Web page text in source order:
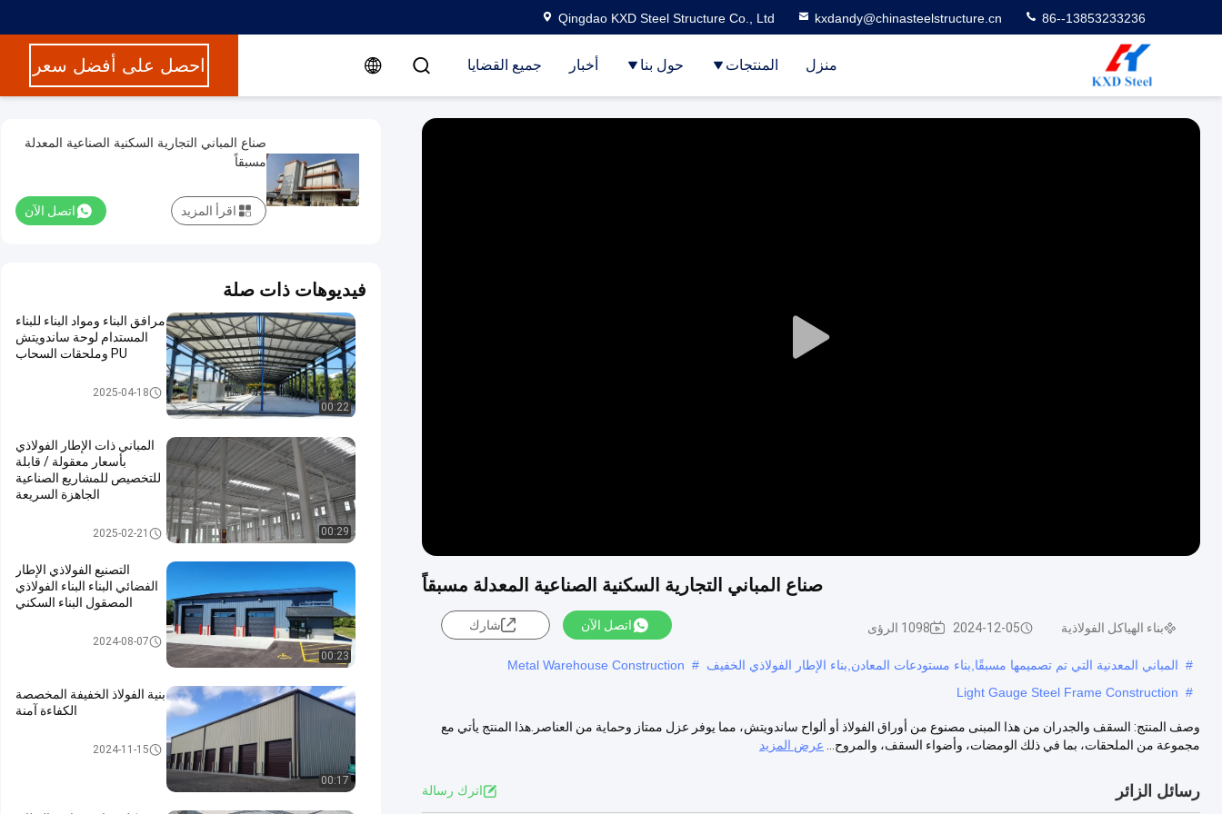
Qingdao KXD Steel Structure Co., Ltd kxdandy@chinasteelstructure.cn 86--13853233236
منزل المنتجات حول بنا أخبار جميع القضايا احصل على أفضل سعر
Play
صناع المباني التجارية السكنية الصناعية المعدلة مسبقاً
بناء الهياكل الفولاذية 2024-12-05 1098 الرؤى اتصل الآن شارك
# المباني المعدنية التي تم تصميمها مسبقًا,بناء مستودعات المعادن,بناء الإطار الفولاذي الخفيف #
Metal Warehouse Construction
#
Light Gauge Steel Frame Construction
وصف المنتج: السقف والجدران من هذا المبنى مصنوع من أوراق الفولاذ أو ألواح ساندويتش، مما يوفر عزل ممتاز وحماية من العناصر.هذا المنتج يأتي مع
مجموعة من الملحقات، بما في ذلك الومضات، وأضواء السقف، والمروح...
عرض المزيد
رسائل الزائر اترك رسالة
صناع المباني التجارية السكنية الصناعية المعدلة
مسبقاً
اتصل الآن اقرأ المزيد
فيديوهات ذات صلة
00:22
مرافق البناء ومواد البناء للبناء
المستدام لوحة ساندويتش
PU وملحقات السحاب
بناء الهياكل الفولاذية2025-04-18
00:29
المباني ذات الإطار الفولاذي
بأسعار معقولة / قابلة
للتخصيص للمشاريع الصناعية
الجاهزة السريعة
2025-02-21
00:23
التصنيع الفولاذي الإطار
الفضائي البناء البناء الفولاذي
المصقول البناء السكني
بناء الهياكل الفولاذية2024-08-07
00:17
بنية الفولاذ الخفيفة المخصصة
الكفاءة آمنة
بناء الهياكل الفولاذية2024-11-15